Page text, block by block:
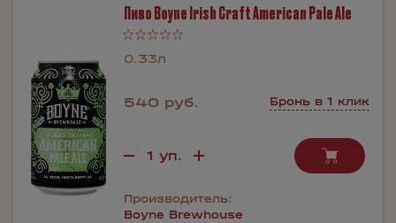
Пиво Boyne Irish Craft American Pale Ale
0.33л
540 руб. Бронь в 1 клик
Производитель:
Boyne Brewhouse